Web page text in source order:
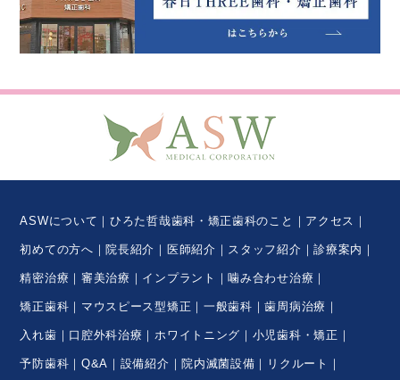
ASWについて ひろた哲哉歯科・矯正歯科のこと アクセス
初めての方へ 院長紹介 医師紹介 スタッフ紹介 診療案内
精密治療 審美治療 インプラント 噛み合わせ治療
矯正歯科 マウスピース型矯正 一般歯科 歯周病治療
入れ歯 口腔外科治療 ホワイトニング 小児歯科・矯正
予防歯科 Q&A 設備紹介 院内滅菌設備 リクルート